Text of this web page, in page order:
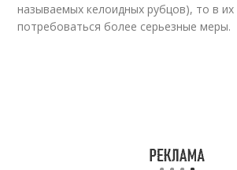
называемых келоидных рубцов), то в их
потребоваться более серьезные меры.